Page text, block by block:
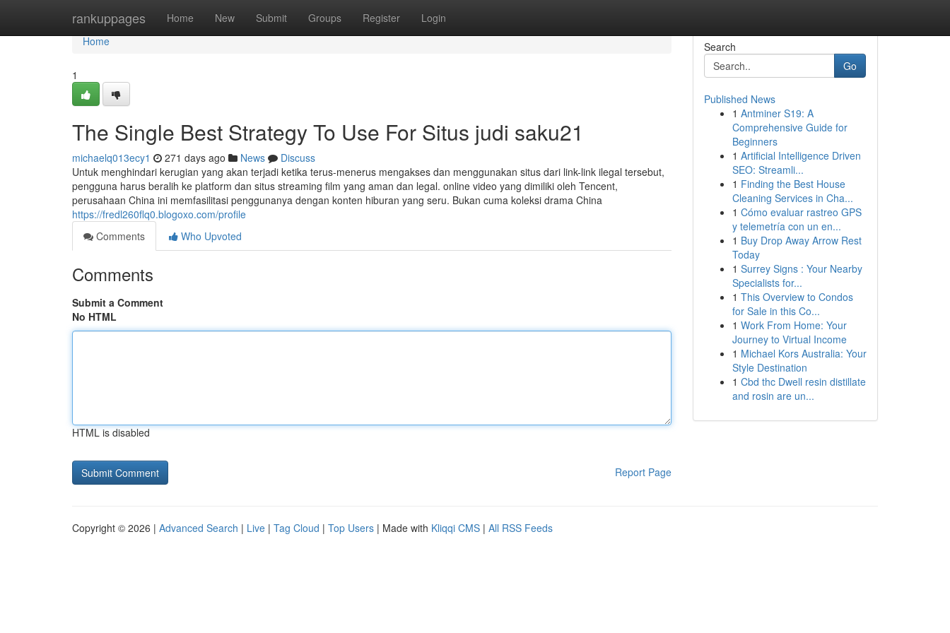
rankuppages Home New Submit Groups Register Login
Home
Home
1
The Single Best Strategy To Use For Situs judi saku21
michaelq013ecy1 271 days ago News
Discuss
Untuk menghindari kerugian yang akan terjadi ketika terus-menerus mengakses dan menggunakan situs dari link-link ilegal tersebut,
pengguna harus beralih ke platform dan situs streaming film yang aman dan legal. online video yang dimiliki oleh Tencent,
perusahaan China ini memfasilitasi penggunanya dengan konten hiburan yang seru. Bukan cuma koleksi drama China
https://fredl260flq0.blogoxo.com/profile
Comments
Who Upvoted
Comments
Submit a Comment
No HTML
HTML is disabled
Report Page
Search
Go
Published News
1 Antminer S19: A
Comprehensive Guide for
Beginners
1 Artificial Intelligence Driven
SEO: Streamli...
1 Finding the Best House
Cleaning Services in Cha...
1 Cómo evaluar rastreo GPS
y telemetría con un en...
1 Buy Drop Away Arrow Rest
Today
1 Surrey Signs : Your Nearby
Specialists for...
1 This Overview to Condos
for Sale in this Co...
1 Work From Home: Your
Journey to Virtual Income
1 Michael Kors Australia: Your
Style Destination
1 Cbd thc Dwell resin distillate
and rosin are un...
Copyright © 2026 | Advanced Search | Live | Tag Cloud | Top Users | Made with Kliqqi CMS | All RSS Feeds